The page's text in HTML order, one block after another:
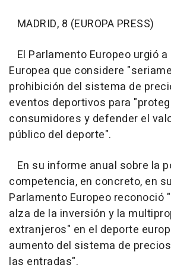
MADRID, 8 (EUROPA PRESS)
El Parlamento Europeo urgió
Europea que considere
prohibición del sistema de
eventos deportivos para
consumidores y defender el
público del deporte".
En su informe anual sobre la
competencia, en concreto, en
Parlamento Europeo reconoció
alza de la inversión y la
extranjeros" en el deporte
aumento del sistema de
las entradas".